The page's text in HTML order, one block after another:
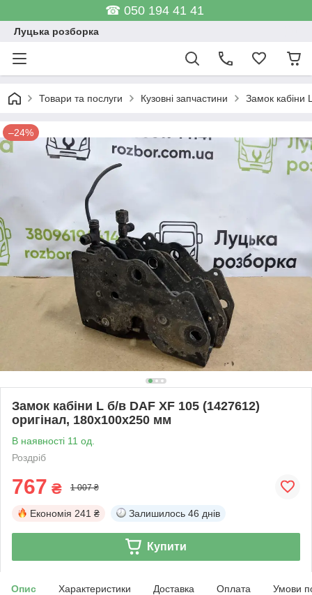
☎ 050 194 41 41
Луцька розборка
Товари та послуги Кузовні запчастини Замок кабіни
–24%
Замок кабіни L б/в DAF XF 105 (1427612)
оригінал, 180х100х250 мм
В наявності 11 од.
Роздріб
767 ₴ 1 007 ₴
Економія 241 ₴ Залишилось 46 днів
Купити
Опис Характеристики Доставка Оплата Умови